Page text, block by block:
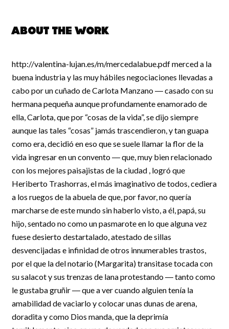
About the work
http://valentina-lujan.es/m/mercedalabue.pdf merced a la
buena industria y las muy hábiles negociaciones llevadas a
cabo por un cuñado de Carlota Manzano ― casado con su
hermana pequeña aunque profundamente enamorado de
ella, Carlota, que por “cosas de la vida”, se dijo siempre
aunque las tales “cosas” jamás trascendieron, y tan guapa
como era, decidió en eso que se suele llamar la flor de la
vida ingresar en un convento ― que, muy bien relacionado
con los mejores paisajistas de la ciudad , logró que
Heriberto Trashorras, el más imaginativo de todos, cediera
a los ruegos de la abuela de que, por favor, no quería
marcharse de este mundo sin haberlo visto, a él, papá, su
hijo, sentado no como un pasmarote en lo que alguna vez
fuese desierto destartalado, atestado de sillas
desvencijadas e infinidad de otros innumerables trastos,
por el que la del notario (Margarita) transitase tocada con
su salacot y sus trenzas de lana protestando ― tanto como
le gustaba gruñir ― que a ver cuando alguien tenía la
amabilidad de vaciarlo y colocar unas dunas de arena,
doradita y como Dios manda, que la deprimía